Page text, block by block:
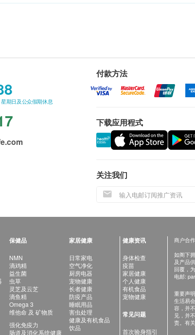
期日及公众假期休息
付款方法
下载应用程式
关注我们
保健品
NMN
滴鸡精
益生菌
虫草
灵芝及云芝
滴鱼精
Omega 3
维他命 及 矿物质
强化免疫力
肠道及消化系统健康
家居健康
日常家电
空气净化
厨房电器
宠物健康
长者健康
防疫产品
睡眠用品
害虫处理
健康及有机食品
饮品
健康资讯
身体检查
疫苗
家居健康
个人健康
有机食品
宠物健康
常见问题
首次验身指引
商户合
如阁下
及产品
回覆，
电邮:
重要声明
生活易
容，并
见，并
责。有